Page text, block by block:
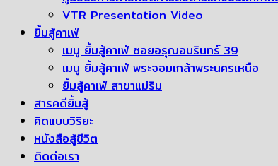
VTR Presentation Video
ยิ้มสู้คาเฟ่
เมนู ยิ้มสู้คาเฟ่ ซอยอรุณอมรินทร์ 39
เมนู ยิ้มสู้คาเฟ่ พระจอมเกล้าพระนครเหนือ
ยิ้มสู้คาเฟ่ สาขาแม่ริม
สารคดียิ้มสู้
คิดแบบวิริยะ
หนังสือสู้ชีวิต
ติดต่อเรา